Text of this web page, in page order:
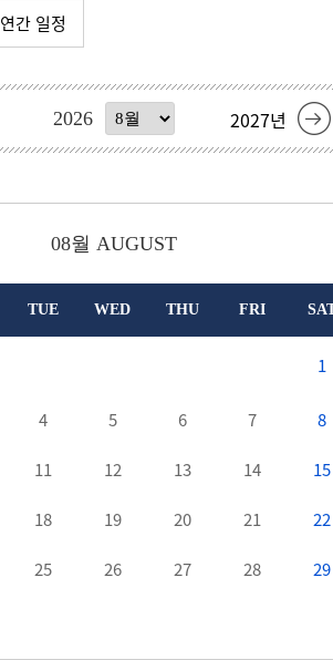
연간 일정
2026 2027년
08월 AUGUST
TUE WED THU FRI
1
4 5 6 7 8
11 12 13 14 15
18 19 20 21 22
25 26 27 28 29